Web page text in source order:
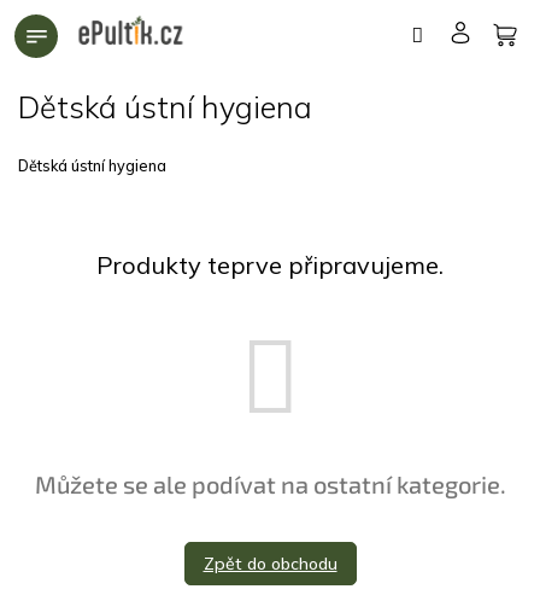
Přejít
na
Dětská ústní hygiena
Dětská ústní hygiena
Produkty teprve připravujeme.
Můžete se ale podívat na ostatní kategorie.
Zpět do obchodu